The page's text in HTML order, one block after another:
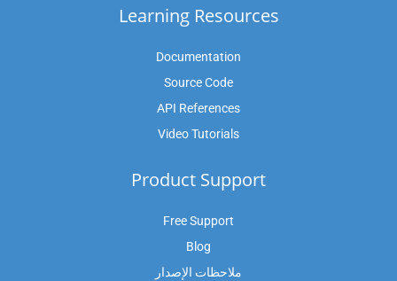
Learning Resources
Documentation
Source Code
API References
Video Tutorials
Product Support
Free Support
Blog
ملاحظات الإصدار